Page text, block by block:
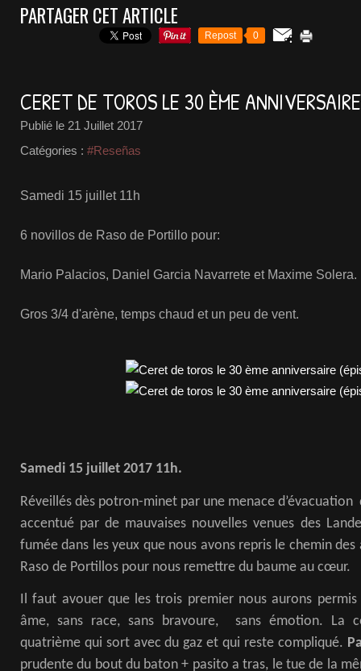
PARTAGER CET ARTICLE
Repost 0
CERET DE TOROS LE 30 ÈME
Publié le 21 Juillet 2017
Catégories : #Reseñas
Samedi 15 juillet 11h
6 novillos de Raso de Portillo pour:
Mario Palacios, Daniel Garcia Navarrete et Maxime Solera.
Gros 3/4 d'arène, temps chaud et un peu de vent.
Samedi 15 juillet 2017 11h.
Réveillés dès potron-minet par une menace d’évacuation
accentué par de mauvaises nouvelles venues des
fumée dans les yeux que nous avons repris le chemin
Raso de Portillos pour nous remettre du baume au cœur.
Il faut avouer que les trois premier nous aurons
âme, sans race, sans bravoure, sans émotion. La
quatrième qui sort avec du gaz et qui reste compliqué.
prudente du bout du baton + pasito a tras, le tue de la